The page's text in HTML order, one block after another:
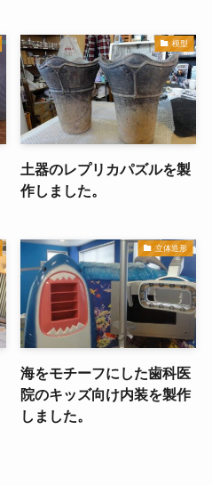
模型
土器のレプリカパズルを製
作しました。
立体造形
海をモチーフにした歯科医
院のキッズ向け内装を製作
しました。